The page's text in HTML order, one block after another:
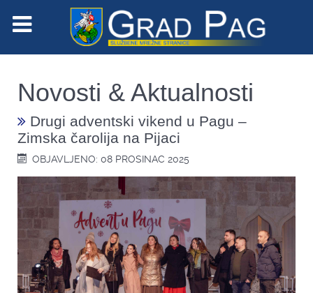
Novosti & Aktualnosti
Drugi adventski vikend u Pagu –
Zimska čarolija na Pijaci
OBJAVLJENO: 08 PROSINAC 2025